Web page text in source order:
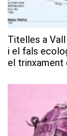
Titelles a Vall
i el fals
el trinxament